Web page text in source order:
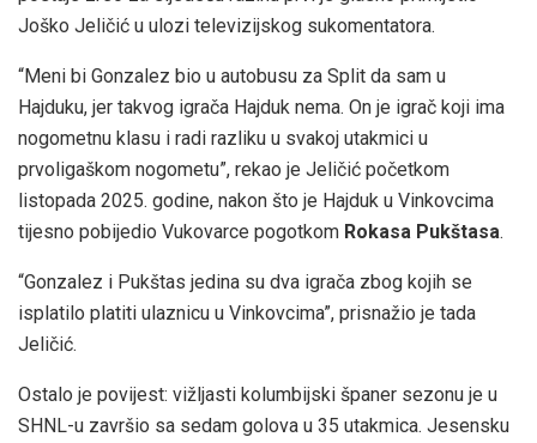
Joško Jeličić u ulozi televizijskog sukomentatora.
“Meni bi Gonzalez bio u autobusu za Split da sam u
Hajduku, jer takvog igrača Hajduk nema. On je igrač koji ima
nogometnu klasu i radi razliku u svakoj utakmici u
prvoligaškom nogometu”, rekao je Jeličić početkom
listopada 2025. godine, nakon što je Hajduk u Vinkovcima
tijesno pobijedio Vukovarce pogotkom Rokasa Pukštasa.
“Gonzalez i Pukštas jedina su dva igrača zbog kojih se
isplatilo platiti ulaznicu u Vinkovcima”, prisnažio je tada
Jeličić.
Ostalo je povijest: vižljasti kolumbijski španer sezonu je u
SHNL-u završio sa sedam golova u 35 utakmica. Jesensku